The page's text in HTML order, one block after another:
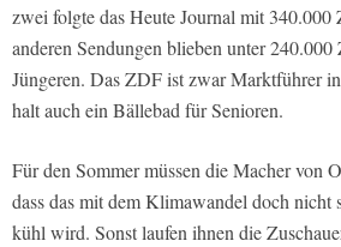
zwei folgte das Heute Journal mit 340.000
anderen Sendungen blieben unter 240.000
Jüngeren. Das ZDF ist zwar Marktführer
halt auch ein Bällebad für Senioren.
Für den Sommer müssen die Macher von
dass das mit dem Klimawandel doch nicht
kühl wird. Sonst laufen ihnen die